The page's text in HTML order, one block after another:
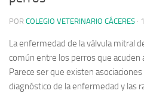
POR COLEGIO VETERINARIO CÁCERES ·
La enfermedad de la válvula mitral
común entre los perros que acuden
Parece ser que existen
diagnóstico de la enfermedad y las